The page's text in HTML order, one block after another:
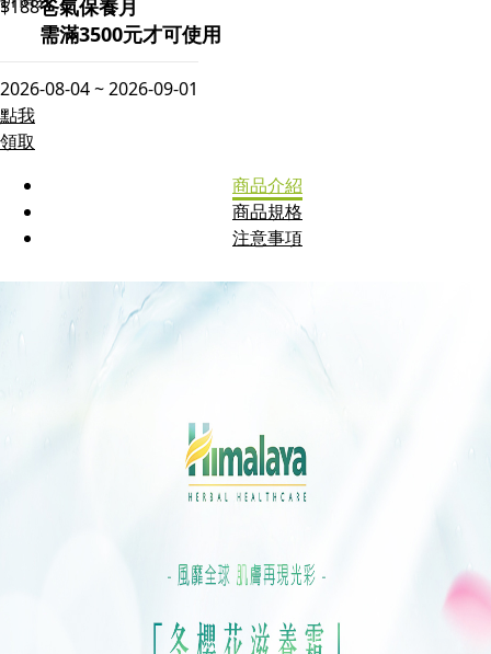
$188爸氣保養月
需滿3500元才可使用
2026-08-04 ~ 2026-09-01
點我
領取
商品介紹
商品規格
注意事項